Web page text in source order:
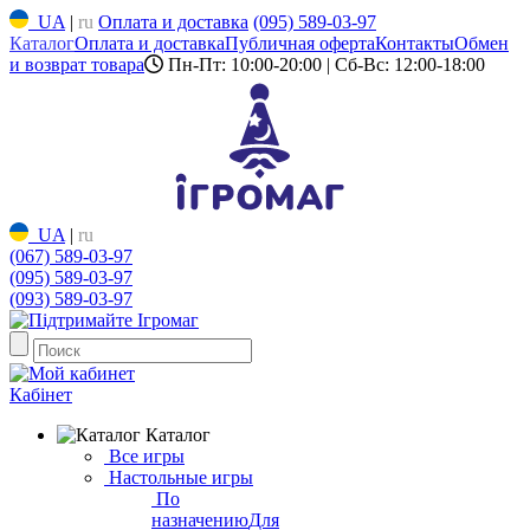
UA | ru Оплата и доставка (095) 589-03-97
КаталогОплата и доставкаПубличная офертаКонтактыОбмен
и возврат товара
Пн-Пт: 10:00-20:00 | Сб-Вс: 12:00-18:00
UA | ru
(067) 589-03-97
(095) 589-03-97
(093) 589-03-97
Кабінет
Каталог
Все игры
Настольные игры
По
назначениюДля